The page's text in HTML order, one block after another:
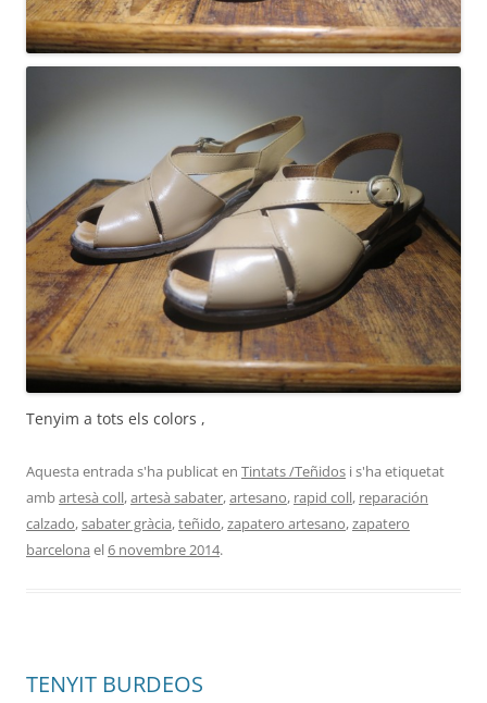
Tenyim a tots els colors ,
Aquesta entrada s'ha publicat en Tintats /Teñidos i s'ha etiquetat
ambartesà coll,artesà sabater,artesano, rapid coll, reparación
calzado,sabater gràcia,teñido,zapatero artesano,zapatero
barcelona el6 novembre 2014.
TENYIT BURDEOS